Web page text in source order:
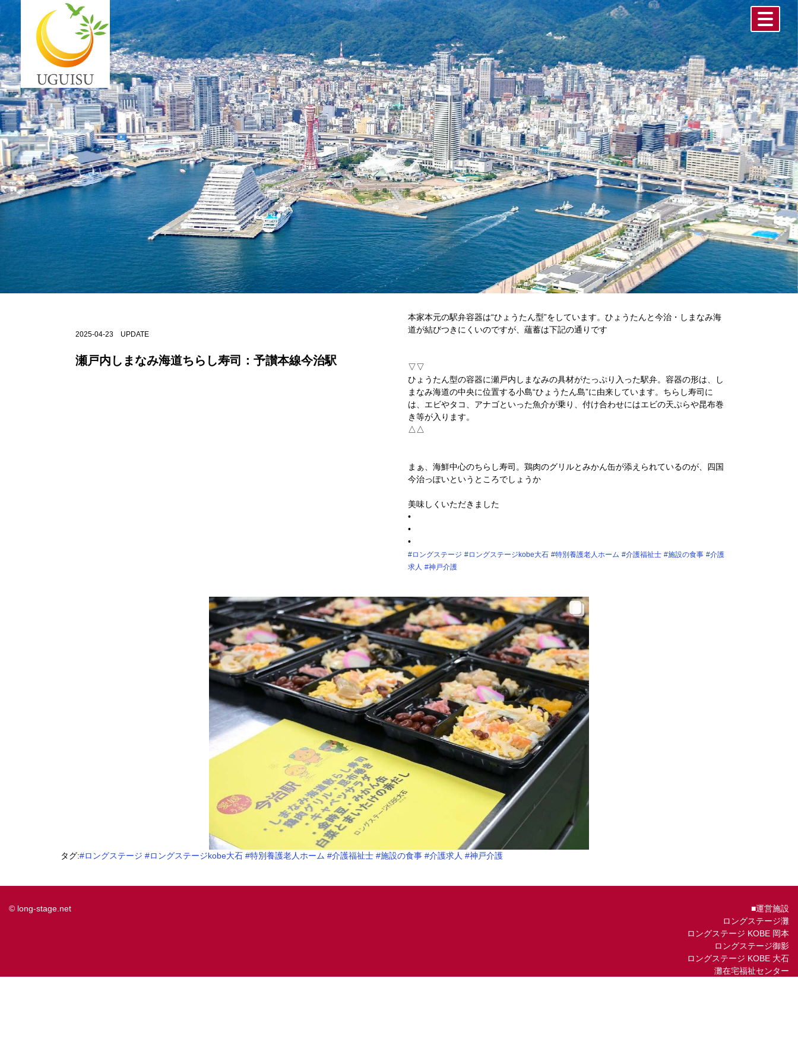
2025-04-23 UPDATE
瀬戸内しまなみ海道ちらし寿司：予讃本線今治駅
本家本元の駅弁容器は“ひょうたん型”をしています。ひょうたんと今治・しまなみ海
道が結びつきにくいのですが、蘊蓄は下記の通りです
▽▽
ひょうたん型の容器に瀬戸内しまなみの具材がたっぷり入った駅弁。容器の形は、し
まなみ海道の中央に位置する小島“ひょうたん島”に由来しています。ちらし寿司に
は、エビやタコ、アナゴといった魚介が乗り、付け合わせにはエビの天ぷらや昆布巻
き等が入ります。
△△
まぁ、海鮮中心のちらし寿司。鶏肉のグリルとみかん缶が添えられているのが、四国
今治っぽいというところでしょうか
美味しくいただきました
•
•
•
#ロングステージ #ロングステージkobe大石 #特別養護老人ホーム #介護福祉士 #施設の食事 #介護
求人 #神戸介護
タグ:#ロングステージ #ロングステージkobe大石 #特別養護老人ホーム #介護福祉士 #施設の食事 #介護求人 #神戸介護
© long-stage.net
■運営施設
ロングステージ灘
ロングステージ KOBE 岡本
ロングステージ御影
ロングステージ KOBE 大石
灘在宅福祉センター